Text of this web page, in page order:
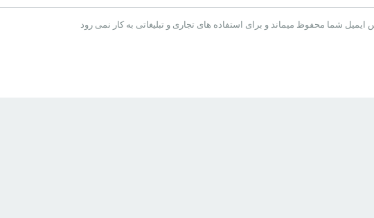
شما محفوظ میماند و برای استفاده های تجاری و تبلیغاتی به کار نمی رود